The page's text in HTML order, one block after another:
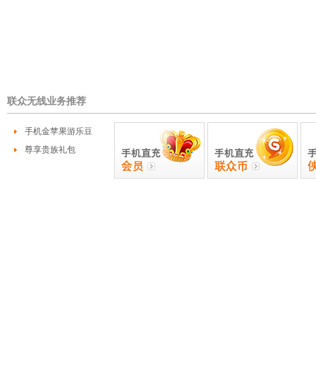
联众无线业务推荐
手机金苹果游乐豆
尊享贵族礼包